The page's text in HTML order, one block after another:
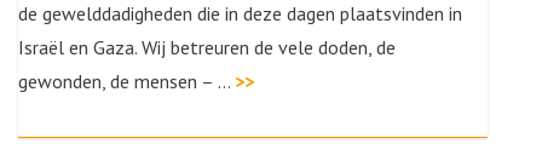
de gewelddadigheden die in deze dagen plaatsvinden in
Israël en Gaza. Wij betreuren de vele doden, de
gewonden, de mensen – … >>